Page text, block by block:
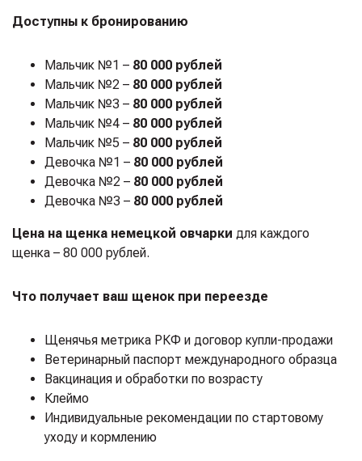
Доступны к бронированию
Мальчик №1 – 80 000 рублей
Мальчик №2 – 80 000 рублей
Мальчик №3 – 80 000 рублей
Мальчик №4 – 80 000 рублей
Мальчик №5 – 80 000 рублей
Девочка №1 – 80 000 рублей
Девочка №2 – 80 000 рублей
Девочка №3 – 80 000 рублей
Цена на щенка немецкой овчарки для каждого
щенка – 80 000 рублей.
Что получает ваш щенок при переезде
Щенячья метрика РКФ и договор купли-продажи
Ветеринарный паспорт международного образца
Вакцинация и обработки по возрасту
Клеймо
Индивидуальные рекомендации по стартовому
уходу и кормлению